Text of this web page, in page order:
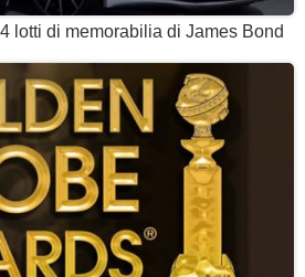
lotti di memorabilia di James Bond